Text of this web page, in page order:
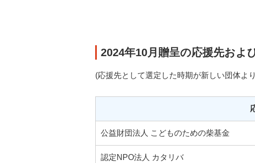
2024年10月贈呈の応援先およ
(応援先として選定した時期が新しい団体よ
公益財団法人 こどものための柴基金
認定NPO法人 カタリバ